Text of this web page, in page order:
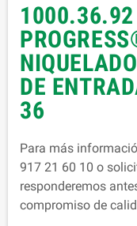
1000.36.92
DE
36
Para más
917 21 60 10 o
responderemos
compromiso de